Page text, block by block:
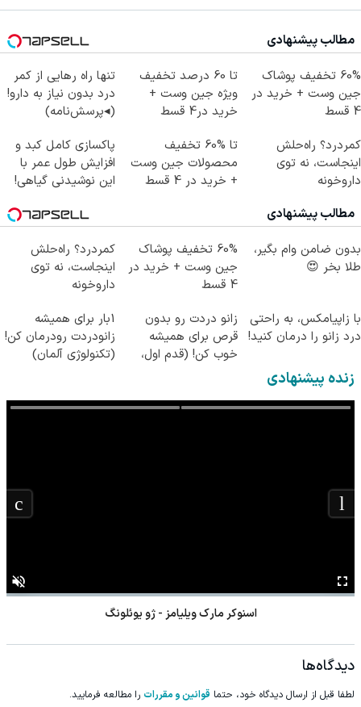
مطالب پیشنهادی
60% تخفیف پوشاک
جین وست + خرید در
4 قسط
تا 60 درصد تخفیف
ویژه جین وست +
خرید در4 قسط
تنها راه رهایی از کمر
درد بدون نیاز به دارو!
(◂پرسش‌نامه)
کمردرد؟ راه‌حلش
اینجاست، نه توی
داروخونه
تا %60 تخفیف
محصولات جین وست
+ خرید در 4 قسط
پاکسازی کامل کبد و
افزایش طول عمر با
این نوشیدنی گیاهی!
مطالب پیشنهادی
بدون ضامن وام بگیر،
طلا بخر 😍
60% تخفیف پوشاک
جین وست + خرید در
4 قسط
کمردرد؟ راه‌حلش
اینجاست، نه توی
داروخونه
با زاپیامکس، به راحتی
درد زانو را درمان کنید!
زانو دردت رو بدون
قرص برای همیشه
خوب کن! (قدم اول،
1بار برای همیشه
زانودردت رودرمان کن!
(تکنولوژی آلمان)
زنده پیشنهادی
اسنوکر مارک ویلیامز - ژو یوئلونگ
دیدگاه‌ها
لطفا قبل از ارسال دیدگاه خود، حتما قوانین و مقررات را مطالعه فرمایید.